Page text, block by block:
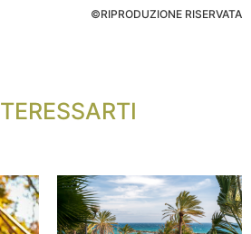
©RIPRODUZIONE RISERVATA